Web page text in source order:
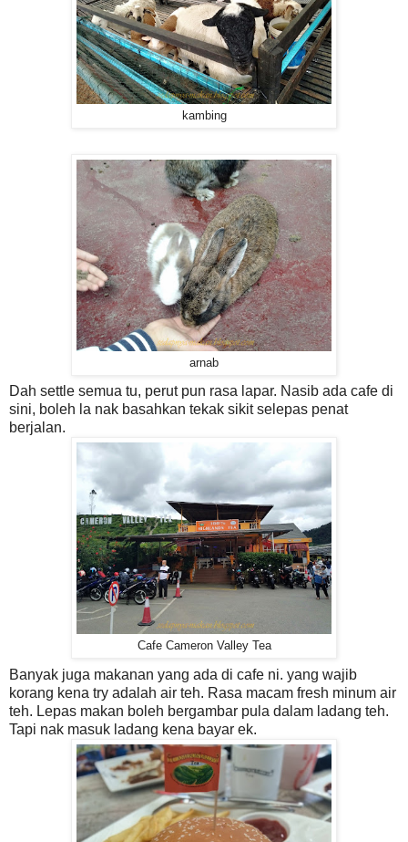
kambing
arnab
Dah settle semua tu, perut pun rasa lapar. Nasib ada cafe di
sini, boleh la nak basahkan tekak sikit selepas penat
berjalan.
Cafe Cameron Valley Tea
Banyak juga makanan yang ada di cafe ni. yang wajib
korang kena try adalah air teh. Rasa macam fresh minum air
teh. Lepas makan boleh bergambar pula dalam ladang teh.
Tapi nak masuk ladang kena bayar ek.